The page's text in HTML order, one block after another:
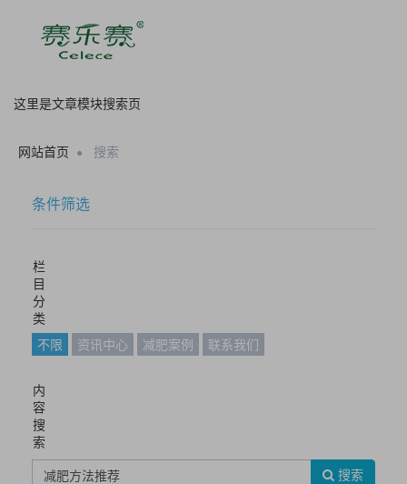
这里是文章模块搜索页
网站首页 搜索
条件筛选
栏
目
分
类
不限
资讯中心 减肥案例 联系我们
内
容
搜
索
搜索